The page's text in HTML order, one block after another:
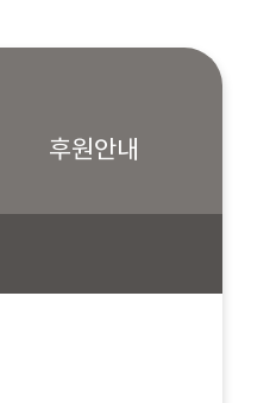
후원안내